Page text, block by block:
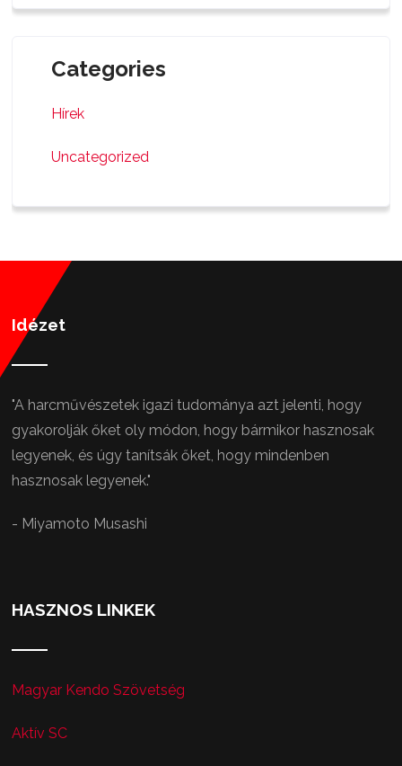
Categories
Hírek
Uncategorized
Idézet
"A harcművészetek igazi tudománya azt jelenti, hogy
gyakorolják őket oly módon, hogy bármikor hasznosak
legyenek, és úgy tanítsák őket, hogy mindenben
hasznosak legyenek."
- Miyamoto Musashi
HASZNOS LINKEK
Magyar Kendo Szövetség
Aktív SC